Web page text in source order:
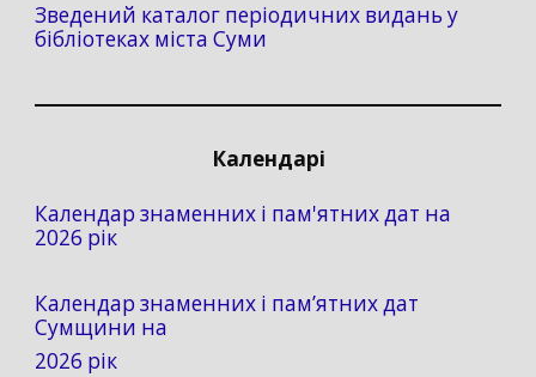
Зведений каталог періодичних видань у
бібліотеках міста Суми
Календарі
Календар знаменних і пам'ятних дат на
2026 рік
Календар знаменних і пам’ятних дат
Сумщини на
2026 рік